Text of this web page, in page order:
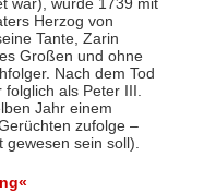
war), wurde 1739 mit
Herzog von
Tante, Zarin
Großen und ohne
Nach dem Tod
als Peter III.
Jahr einem
zufolge –
gewesen sein soll).